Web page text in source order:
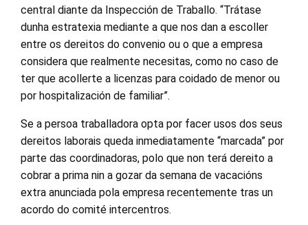
central diante da Inspección de Traballo. “Trátase
dunha estratexia mediante a que nos dan a escoller
entre os dereitos do convenio ou o que a empresa
considera que realmente necesitas, como no caso de
ter que acollerte a licenzas para coidado de menor ou
por hospitalización de familiar”.
Se a persoa traballadora opta por facer usos dos seus
dereitos laborais queda inmediatamente “marcada” por
parte das coordinadoras, polo que non terá dereito a
cobrar a prima nin a gozar da semana de vacacións
extra anunciada pola empresa recentemente tras un
acordo do comité intercentros.